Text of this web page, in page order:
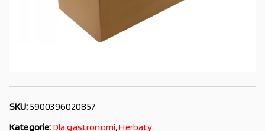
SKU: 5900396020857
Kategorie: Dla gastronomi,Herbaty